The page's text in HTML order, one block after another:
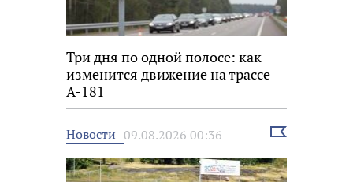
Три дня по одной полосе: как
изменится движение на трассе
А-181
Новости 09.08.2026 00:36
Выбрать